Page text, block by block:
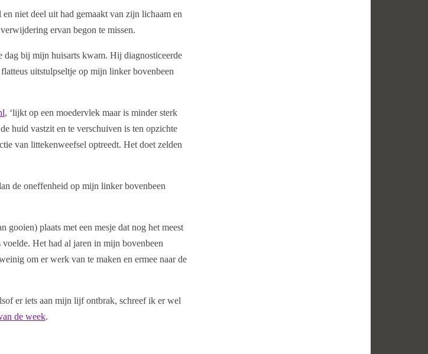
niet deel uit had gemaakt van zijn lichaam en
ervan begon te missen.
dag bij mijn huisarts kwam. Hij diagnosticeerde
uitstulpseltje op mijn linker bovenbeen
, ‘lijkt op een moedervlek maar is minder sterk
huid vastzit en te verschuiven is ten opzichte
van littekenweefsel optreedt. Het doet zelden
de oneffenheid op mijn linker bovenbeen
gooien) plaats met een mesje dat nog het meest
Het had al jaren in mijn bovenbeen
om er werk van te maken en ermee naar de
er iets aan mijn lijf ontbrak, schreef ik er wel
de week.